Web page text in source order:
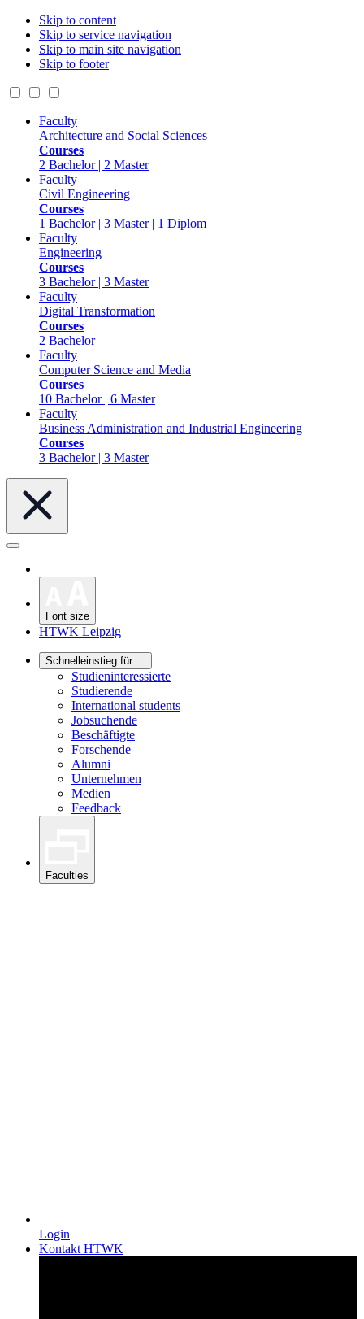
Skip to content
Skip to service navigation
Skip to main site navigation
Skip to footer
Faculty
Architecture and Social Sciences
Courses
2 Bachelor | 2 Master
Faculty
Civil Engineering
Courses
1 Bachelor | 3 Master | 1 Diplom
Faculty
Engineering
Courses
3 Bachelor | 3 Master
Faculty
Digital Transformation
Courses
2 Bachelor
Faculty
Computer Science and Media
Courses
10 Bachelor | 6 Master
Faculty
Business Administration and Industrial Engineering
Courses
3 Bachelor | 3 Master
Font size
HTWK Leipzig
Schnelleinstieg für ...
Studieninteressierte
Studierende
International students
Jobsuchende
Beschäftigte
Forschende
Alumni
Unternehmen
Medien
Feedback
Faculties
Login
Kontakt HTWK